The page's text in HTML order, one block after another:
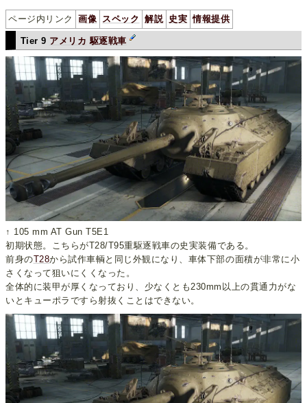
ページ内リンク 画像 スペック 解説 史実 情報提供
Tier 9 アメリカ 駆逐戦車
↑ 105 mm AT Gun T5E1
初期状態。こちらがT28/T95重駆逐戦車の史実装備である。
前身のT28から試作車輌と同じ外観になり、車体下部の面積が非常に小
さくなって狙いにくくなった。
全体的に装甲が厚くなっており、少なくとも230mm以上の貫通力がな
いとキューポラですら射抜くことはできない。